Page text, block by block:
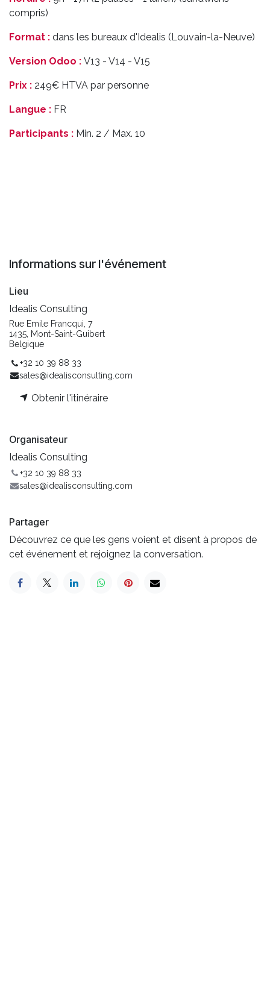
compris)
Format : dans les bureaux d'Idealis (Louvain-la-Neuve)
Version Odoo : V13 - V14 - V15
Prix : 249€ HTVA par personne
Langue : FR
Participants : Min. 2 / Max. 10
Informations sur l'événement
Lieu
Idealis Consulting
Rue Emile Francqui, 7
1435, Mont-Saint-Guibert
Belgique
+32 10 39 88 33
sales@idealisconsulting.com
Obtenir l'itinéraire
Organisateur
Idealis Consulting
+32 10 39 88 33
sales@idealisconsulting.com
Partager
Découvrez ce que les gens voient et disent à propos de
cet événement et rejoignez la conversation.